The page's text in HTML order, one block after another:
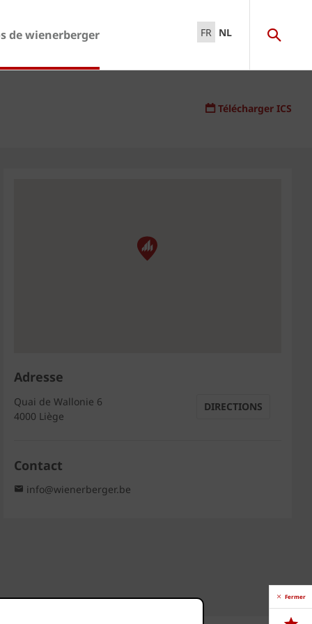
de wienerberger FR NL
Télécharger ICS
Adresse
Quai de Wallonie 6
4000 Liège
DIRECTIONS
Contact
info@wienerberger.be
Fermer